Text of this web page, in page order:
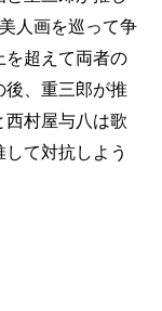
人画を巡って争
を超えて両者の
、重三郎が推
西村屋与八は歌
て対抗しよう